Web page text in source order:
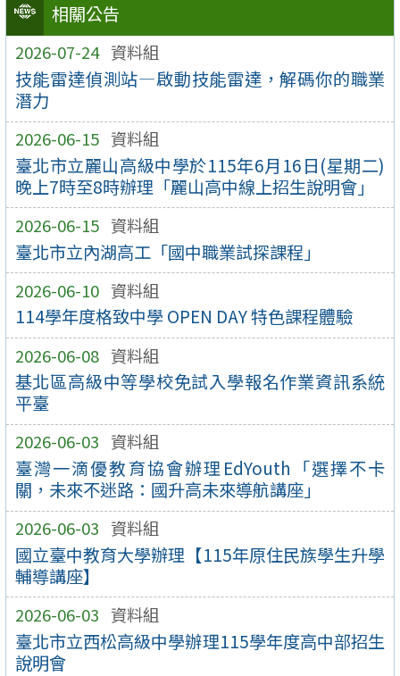
相關公告
2026-07-24 資料組
技能雷達偵測站—啟動技能雷達，解碼你的職業
潛力
2026-06-15 資料組
臺北市立麗山高級中學於115年6月16日(星期二)
晚上7時至8時辦理「麗山高中線上招生說明會」
2026-06-15 資料組
臺北市立內湖高工「國中職業試探課程」
2026-06-10 資料組
114學年度格致中學 OPEN DAY 特色課程體驗
2026-06-08 資料組
基北區高級中等學校免試入學報名作業資訊系統
平臺
2026-06-03 資料組
臺灣一滴優教育協會辦理EdYouth「選擇不卡
關，未來不迷路：國升高未來導航講座」
2026-06-03 資料組
國立臺中教育大學辦理【115年原住民族學生升學
輔導講座】
2026-06-03 資料組
臺北市立西松高級中學辦理115學年度高中部招生
說明會